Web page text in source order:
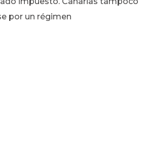
por un régimen